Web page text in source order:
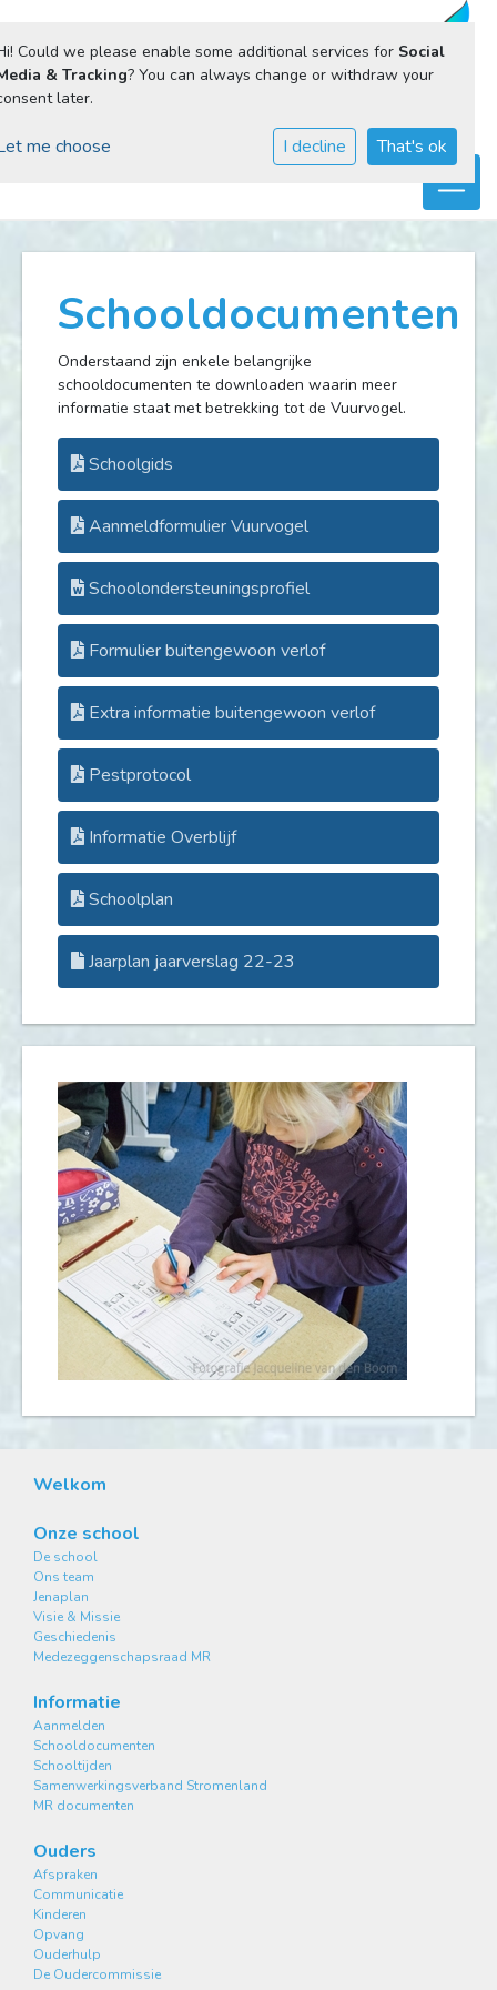
Schooldocumenten
Onderstaand zijn enkele belangrijke
schooldocumenten te downloaden waarin meer
informatie staat met betrekking tot de Vuurvogel.
Schoolgids
Aanmeldformulier Vuurvogel
Schoolondersteuningsprofiel
Formulier buitengewoon verlof
Extra informatie buitengewoon verlof
Pestprotocol
Informatie Overblijf
Schoolplan
Jaarplan jaarverslag 22-23
Welkom
Onze school
De school
Ons team
Jenaplan
Visie & Missie
Geschiedenis
Medezeggenschapsraad MR
Informatie
Aanmelden
Schooldocumenten
Schooltijden
Samenwerkingsverband Stromenland
MR documenten
Ouders
Afspraken
Communicatie
Kinderen
Opvang
Ouderhulp
De Oudercommissie
Could we please enable some additional services for Social
& Tracking? You can always change or withdraw your
later.
me choose I decline That's ok